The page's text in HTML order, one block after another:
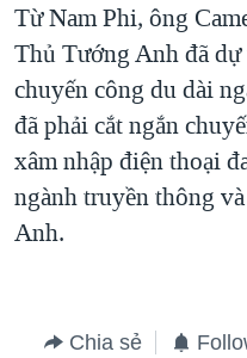
Từ Nam Phi, ông
Thủ Tướng Anh đã
chuyến công du dài
đã phải cắt ngắn
xâm nhập điện thoại
ngành truyền thông
Anh.
Chia sẻ